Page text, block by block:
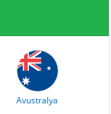
Avustralya